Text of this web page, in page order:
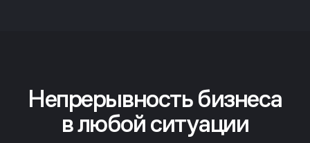
Непрерывность бизнеса
в любой ситуации